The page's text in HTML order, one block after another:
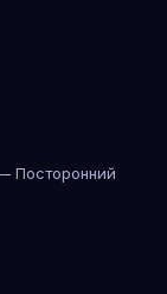
Посторонний